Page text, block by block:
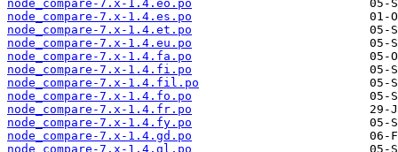
node_compare-7.x-1.4.eo.po
node_compare-7.x-1.4.es.po
node_compare-7.x-1.4.et.po
node_compare-7.x-1.4.eu.po
node_compare-7.x-1.4.fa.po
node_compare-7.x-1.4.fi.po
node_compare-7.x-1.4.fil.po
node_compare-7.x-1.4.fo.po
node_compare-7.x-1.4.fr.po
node_compare-7.x-1.4.fy.po
node_compare-7.x-1.4.gd.po
node_compare-7.x-1.4.gl.po